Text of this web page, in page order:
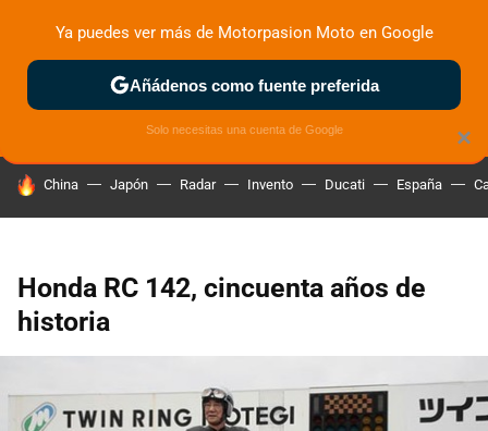
ZONA DE PRUEBAS DEPORTIVAS MOTOS ELÉCTRICAS
HOY SE HABLA DE
China Japón Radar Invento Ducati España
Honda RC 142, cincuenta años de
historia
×
Ya puedes ver más de Motorpasion Moto en Google
Añádenos como fuente preferida
Solo necesitas una cuenta de Google